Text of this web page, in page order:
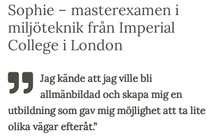
Sophie – masterexamen i
miljöteknik från Imperial
College i London
Jag kände att jag ville bli
allmänbildad och skapa mig en
utbildning som gav mig möjlighet att ta lite
olika vägar efteråt.”